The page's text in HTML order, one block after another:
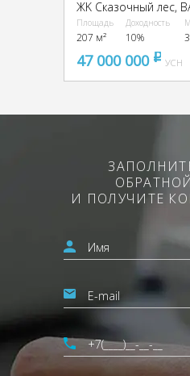
Площадь
207 м²
Доходность
10%
47 000 000 pуб
УСН
И ПОЛУЧИТЕ